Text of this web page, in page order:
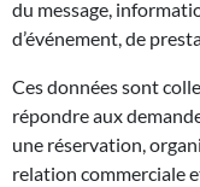
du message,
d’événement, de
Ces données sont
répondre aux
une réservation,
relation commerciale